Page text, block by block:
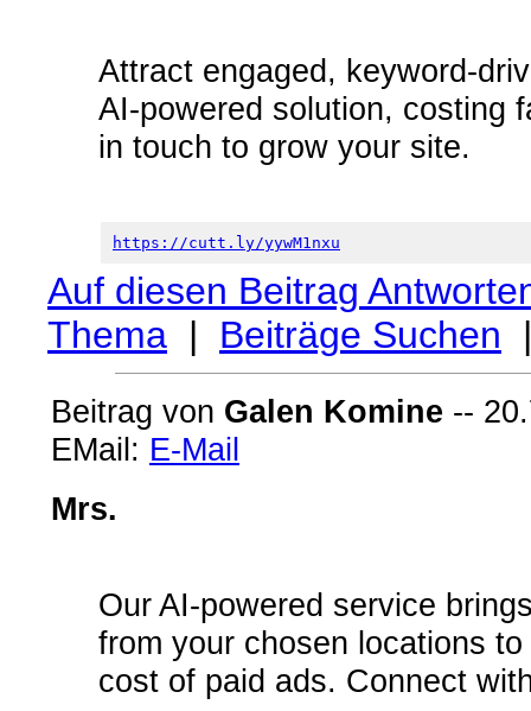
Attract engaged, keyword-
AI-powered solution, costing
in touch to grow your site.
https://cutt.ly/yywM1nxu
Auf diesen Beitrag
Thema | Beiträge Suchen
Beitrag von Galen Komine --
EMail: E-Mail
Mrs.
Our AI-powered service
from your chosen locations
cost of paid ads. Connect